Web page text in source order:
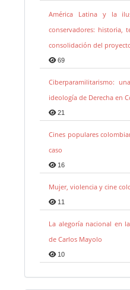
América Latina y la
conservadores: historia,
consolidación del
69
Ciberparamilitarismo:
ideología de Derecha en
21
Cines populares
caso
16
Mujer, violencia y cine
11
La alegoría nacional en
de Carlos Mayolo
10